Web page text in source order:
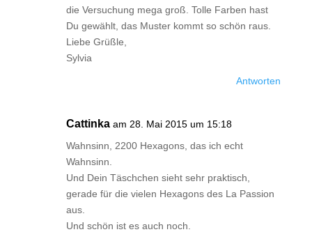
die Versuchung mega groß. Tolle Farben hast
Du gewählt, das Muster kommt so schön raus.
Liebe Grüßle,
Sylvia
Antworten
Cattinka am 28. Mai 2015 um 15:18
Wahnsinn, 2200 Hexagons, das ich echt
Wahnsinn.
Und Dein Täschchen sieht sehr praktisch,
gerade für die vielen Hexagons des La Passion
aus.
Und schön ist es auch noch.